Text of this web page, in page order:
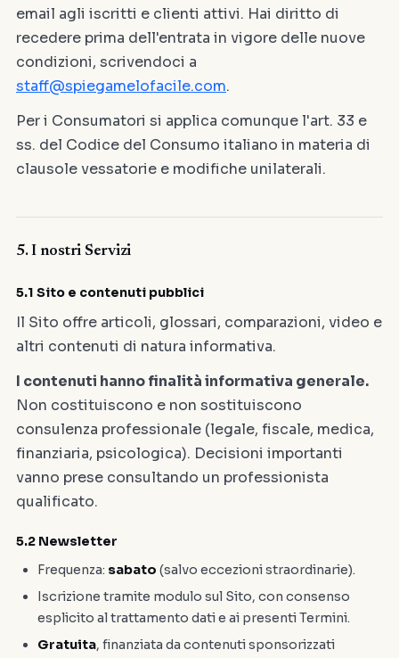
email agli iscritti e clienti attivi. Hai diritto di
recedere prima dell'entrata in vigore delle nuove
condizioni, scrivendoci a
staff@spiegamelofacile.com.
Per i Consumatori si applica comunque l'art. 33 e
ss. del Codice del Consumo italiano in materia di
clausole vessatorie e modifiche unilaterali.
5. I nostri Servizi
5.1 Sito e contenuti pubblici
Il Sito offre articoli, glossari, comparazioni, video e
altri contenuti di natura informativa.
I contenuti hanno finalità informativa generale.
Non costituiscono e non sostituiscono
consulenza professionale (legale, fiscale, medica,
finanziaria, psicologica). Decisioni importanti
vanno prese consultando un professionista
qualificato.
5.2 Newsletter
Frequenza: sabato (salvo eccezioni straordinarie).
Iscrizione tramite modulo sul Sito, con consenso
esplicito al trattamento dati e ai presenti Termini.
Gratuita, finanziata da contenuti sponsorizzati